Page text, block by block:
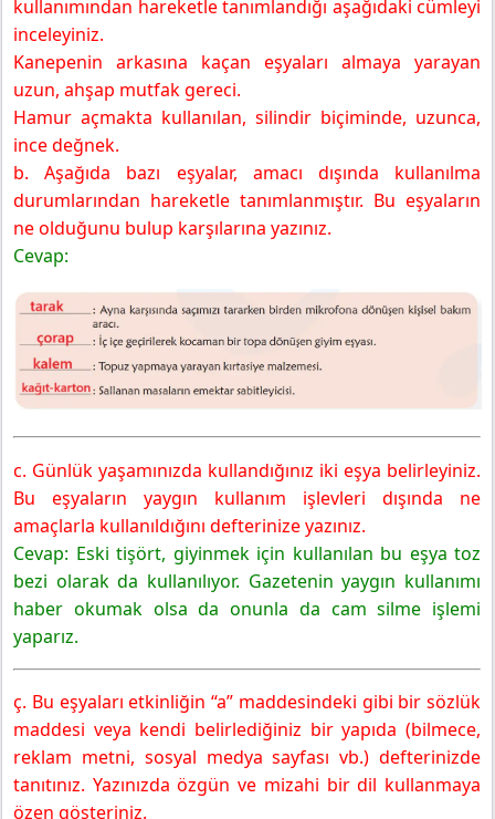
kullanımından hareketle tanımlandığı aşağıdaki cümleyi
inceleyiniz.
Kanepenin arkasına kaçan eşyaları almaya yarayan
uzun, ahşap mutfak gereci.
Hamur açmakta kullanılan, silindir biçiminde, uzunca,
ince değnek.
b. Aşağıda bazı eşyalar, amacı dışında kullanılma
durumlarından hareketle tanımlanmıştır. Bu eşyaların
ne olduğunu bulup karşılarına yazınız.
Cevap:
c. Günlük yaşamınızda kullandığınız iki eşya belirleyiniz.
Bu eşyaların yaygın kullanım işlevleri dışında ne
amaçlarla kullanıldığını defterinize yazınız.
Cevap: Eski tişört, giyinmek için kullanılan bu eşya toz
bezi olarak da kullanılıyor. Gazetenin yaygın kullanımı
haber okumak olsa da onunla da cam silme işlemi
yaparız.
ç. Bu eşyaları etkinliğin “a” maddesindeki gibi bir sözlük
maddesi veya kendi belirlediğiniz bir yapıda (bilmece,
reklam metni, sosyal medya sayfası vb.) defterinizde
tanıtınız. Yazınızda özgün ve mizahi bir dil kullanmaya
özen gösteriniz.